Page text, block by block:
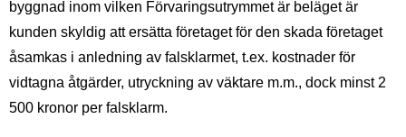
byggnad inom vilken Förvaringsutrymmet är beläget är
kunden skyldig att ersätta företaget för den skada företaget
åsamkas i anledning av falsklarmet, t.ex. kostnader för
vidtagna åtgärder, utryckning av väktare m.m., dock minst 2
500 kronor per falsklarm.